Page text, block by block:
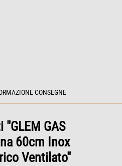
CONSEGNE
GAS
60cm Inox
Ventilato"